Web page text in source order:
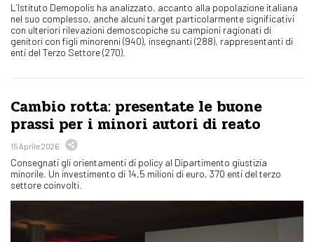
L’Istituto Demopolis ha analizzato, accanto alla popolazione italiana
nel suo complesso, anche alcuni target particolarmente significativi
con ulteriori rilevazioni demoscopiche su campioni ragionati di
genitori con figli minorenni (940), insegnanti (288), rappresentanti di
enti del Terzo Settore (270).
Cambio rotta: presentate le buone
prassi per i minori autori di reato
15 Aprile 2026
Consegnati gli orientamenti di policy al Dipartimento giustizia
minorile. Un investimento di 14,5 milioni di euro, 370 enti del terzo
settore coinvolti.